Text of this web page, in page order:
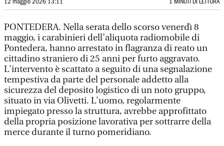
12 maggio 2026 13:11 1 MINUTI DI LETTURA
PONTEDERA. Nella serata dello scorso venerdì 8
maggio, i carabinieri dell’aliquota radiomobile di
Pontedera, hanno arrestato in flagranza di reato un
cittadino straniero di 25 anni per furto aggravato.
L'intervento è scattato a seguito di una segnalazione
tempestiva da parte del personale addetto alla
sicurezza del deposito logistico di un noto gruppo,
situato in via Olivetti. L'uomo, regolarmente
impiegato presso la struttura, avrebbe approfittato
della propria posizione lavorativa per sottrarre della
merce durante il turno pomeridiano.